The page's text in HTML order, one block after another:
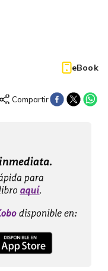
eBook